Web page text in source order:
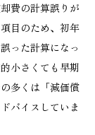
費の計算誤りが
目のため、初年
った計算になっ
小さくても早期
多くは「減価償
バイスしていま